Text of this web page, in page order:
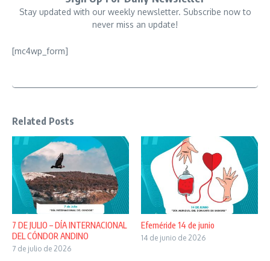
Stay updated with our weekly newsletter. Subscribe now to
never miss an update!
[mc4wp_form]
Related Posts
7 DE JULIO – DÍA INTERNACIONAL
DEL CÓNDOR ANDINO
7 de julio de 2026
Efeméride 14 de junio
14 de junio de 2026